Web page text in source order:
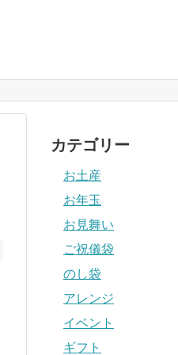
カテゴリー
お土産
お年玉
お見舞い
ご祝儀袋
のし袋
アレンジ
イベント
ギフト